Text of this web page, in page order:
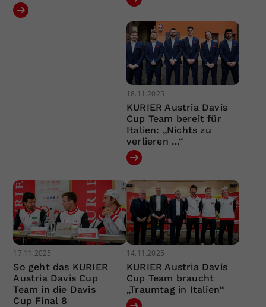
18.11.2025
KURIER Austria Davis
Cup Team bereit für
Italien: „Nichts zu
verlieren …“
17.11.2025
So geht das KURIER
Austria Davis Cup
Team in die Davis
Cup Final 8
14.11.2025
KURIER Austria Davis
Cup Team braucht
„Traumtag in Italien“